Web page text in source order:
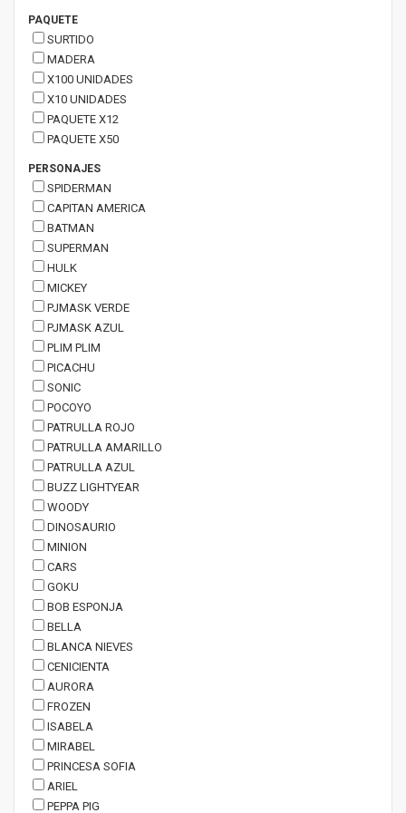
PAQUETE
SURTIDO
MADERA
X100 UNIDADES
X10 UNIDADES
PAQUETE X12
PAQUETE X50
PERSONAJES
SPIDERMAN
CAPITAN AMERICA
BATMAN
SUPERMAN
HULK
MICKEY
PJMASK VERDE
PJMASK AZUL
PLIM PLIM
PICACHU
SONIC
POCOYO
PATRULLA ROJO
PATRULLA AMARILLO
PATRULLA AZUL
BUZZ LIGHTYEAR
WOODY
DINOSAURIO
MINION
CARS
GOKU
BOB ESPONJA
BELLA
BLANCA NIEVES
CENICIENTA
AURORA
FROZEN
ISABELA
MIRABEL
PRINCESA SOFIA
ARIEL
PEPPA PIG